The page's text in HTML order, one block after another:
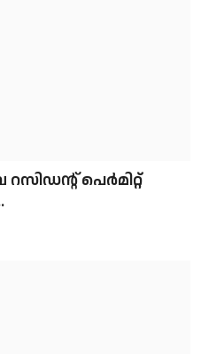
പെർമിറ്റ്